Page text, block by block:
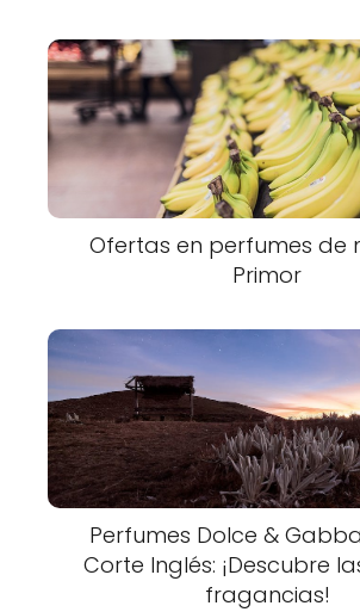
Ofertas en perfumes de
Primor
Perfumes Dolce &
Corte Inglés: ¡Descubre
fragancias!